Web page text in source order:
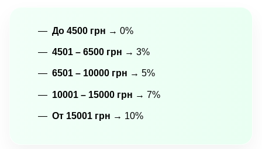
До 4500 грн → 0%
4501 – 6500 грн → 3%
6501 – 10000 грн → 5%
10001 – 15000 грн → 7%
От 15001 грн → 10%